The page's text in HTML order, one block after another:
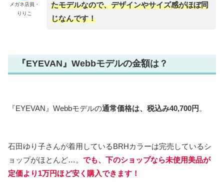
メガネ店員・
りりこ
たモデルなので、デザインやサイズ感がほぼ同
じなんです！
『EYEVAN』Webbモデルの金額は？
『EYEVAN』Webbモデルの通常価格は、税込み40,700円 。
石田ゆり子さんが着用しているBRHカラーは完売しているシ
ョップがほとんど…。 でも、下のショップなら未使用美品が
定価より1万円ほど安く購入できます！